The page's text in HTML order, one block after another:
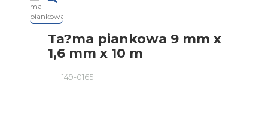
Ta?ma piankowa 9 mm x
1,6 mm x 10 m
: 149-0165